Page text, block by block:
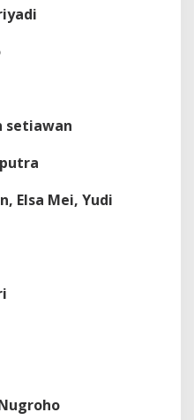
setiawan
Elsa Mei, Yudi